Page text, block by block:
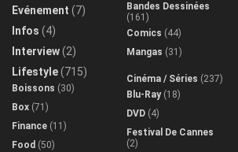
Evénement (7)
Infos (4)
Interview(2)
Lifestyle(715)
Boissons (30)
Box (71)
Finance (11)
Food (50)
Bandes Dessinées
(161)
Comics (44)
Mangas (31)
Cinéma / Séries (237)
Blu-Ray(18)
DVD (4)
Festival De Cannes
(2)